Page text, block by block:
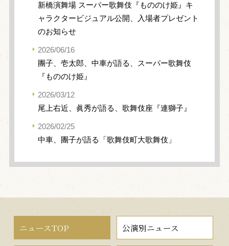
新橋演舞場 スーパー歌舞伎『もののけ姫』キ
ャラクタービジュアル公開、入場者プレゼント
のお知らせ
2026/06/16
團子、壱太郎、中車が語る、スーパー歌舞伎
『もののけ姫』
2026/03/12
尾上右近、眞秀が語る、歌舞伎座『連獅子』
2026/02/25
中車、團子が語る「歌舞伎町大歌舞伎」
ニュースTOP 公演別ニュース